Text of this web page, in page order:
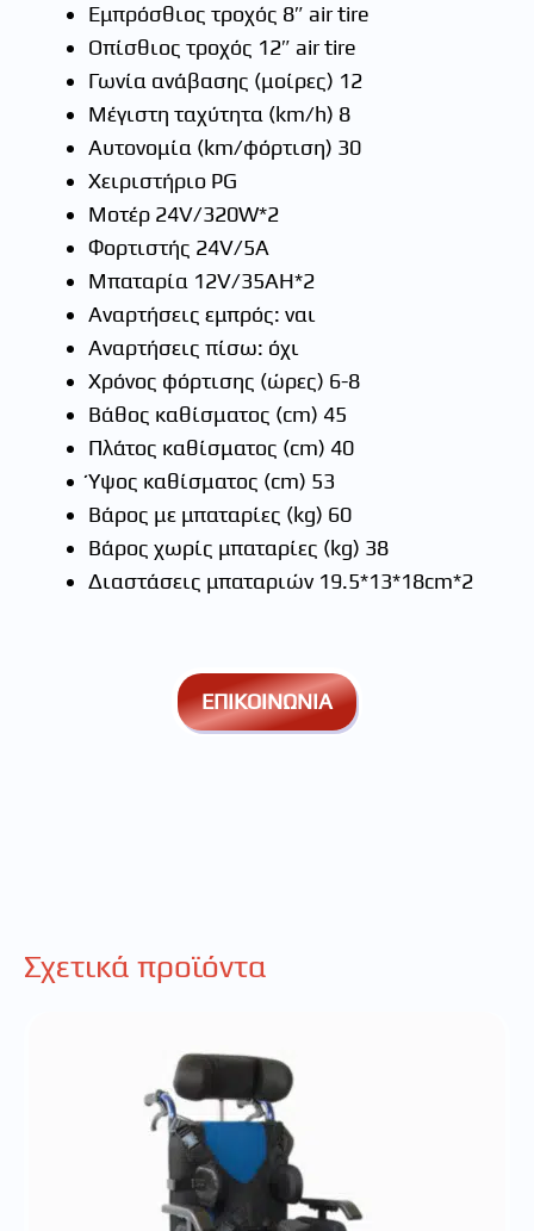
Εμπρόσθιος τροχός 8″ air tire
Οπίσθιος τροχός 12″ air tire
Γωνία ανάβασης (μοίρες) 12
Μέγιστη ταχύτητα (km/h) 8
Αυτονομία (km/φόρτιση) 30
Χειριστήριο PG
Μοτέρ 24V/320W*2
Φορτιστής 24V/5A
Μπαταρία 12V/35AH*2
Αναρτήσεις εμπρός: ναι
Αναρτήσεις πίσω: όχι
Χρόνος φόρτισης (ώρες) 6-8
Βάθος καθίσματος (cm) 45
Πλάτος καθίσματος (cm) 40
Ύψος καθίσματος (cm) 53
Βάρος με μπαταρίες (kg) 60
Βάρος χωρίς μπαταρίες (kg) 38
Διαστάσεις μπαταριών 19.5*13*18cm*2
ΕΠΙΚΟΙΝΩΝΙΑ
Σχετικά προϊόντα